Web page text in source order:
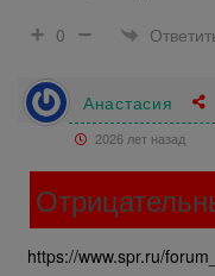
0
Анастасия
2026 лет назад
https://www.spr.ru/